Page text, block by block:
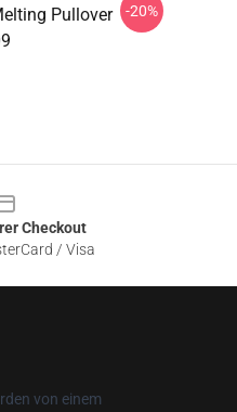
Pullover
-20%
Checkout
/ Visa
von einem